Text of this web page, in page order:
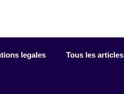
legales Tous les articles